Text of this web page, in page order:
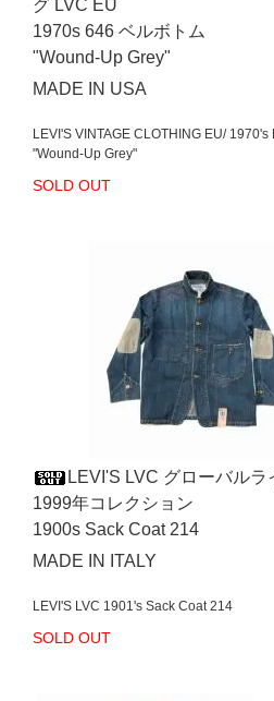
グ LVC EU
1970s 646 ベルボトム
"Wound-Up Grey"
MADE IN USA
LEVI'S VINTAGE CLOTHING EU/ 1970's
"Wound-Up Grey"
SOLD OUT
LEVI'S LVC グローバルラ
1999年コレクション
1900s Sack Coat 214
MADE IN ITALY
LEVI'S LVC 1901's Sack Coat 214
SOLD OUT